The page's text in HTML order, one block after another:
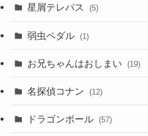
星屑テレパス (5)
弱虫ペダル (1)
お兄ちゃんはおしまい (19)
名探偵コナン (12)
ドラゴンボール (57)